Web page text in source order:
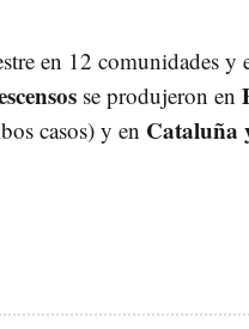
en 12 comunidades
se produjeron en
casos) y en Cataluña